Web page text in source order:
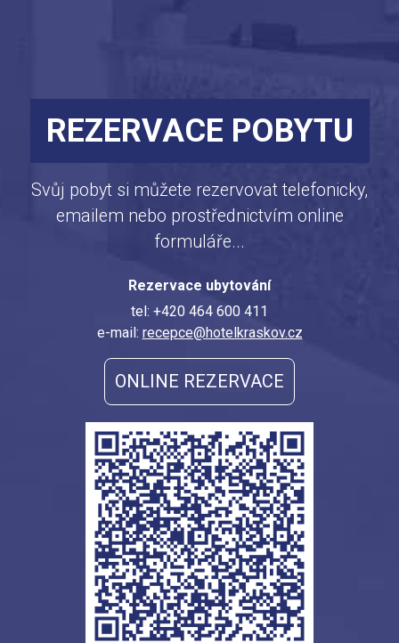
REZERVACE POBYTU
Svůj pobyt si můžete rezervovat telefonicky,
emailem nebo prostřednictvím online
formuláře...
Rezervace ubytování
tel: +420 464 600 411
e-mail: recepce@hotelkraskov.cz
ONLINE REZERVACE